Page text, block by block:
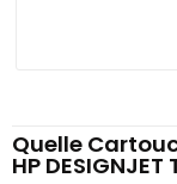
Quelle
HP DESIGNJET